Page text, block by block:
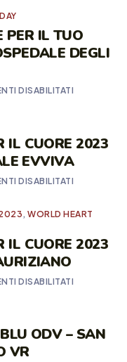
PER IL TUO
DEGLI
DISABILITATI
IL CUORE 2023
EVVIVA
DISABILITATI
,WORLD HEART
IL CUORE 2023
DISABILITATI
ODV – SAN
VR